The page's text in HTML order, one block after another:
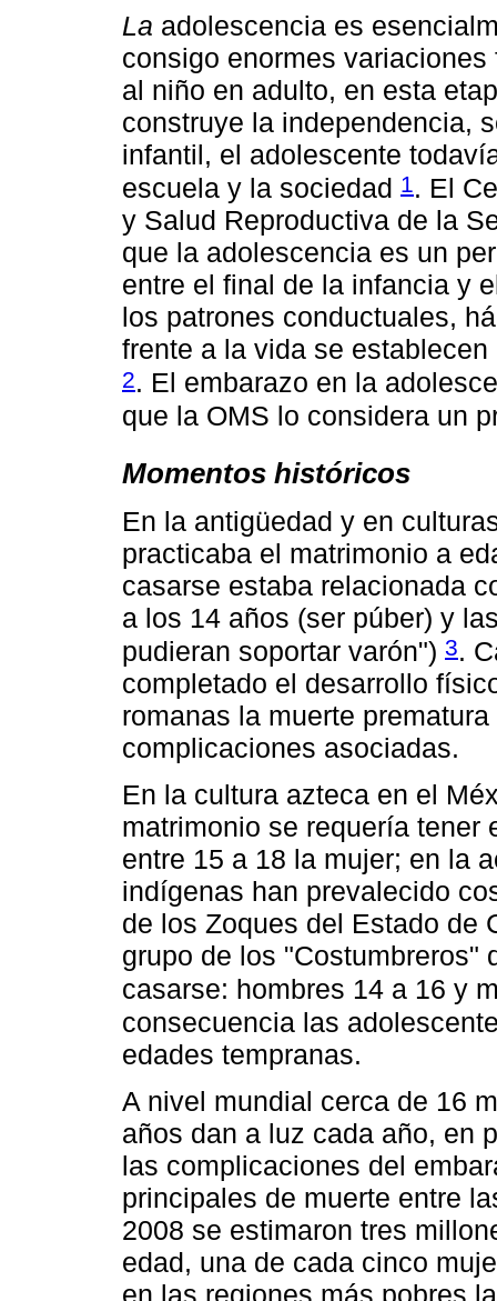
La adolescencia es
consigo enormes
al niño en adulto, en esta
construye la independencia,
infantil, el adolescente
escuela y la sociedad 1. El
y Salud Reproductiva de la
que la adolescencia es un
entre el final de la infancia y
los patrones conductuales,
frente a la vida se
2. El embarazo en la
que la OMS lo considera un
Momentos históricos
En la antigüedad y en
practicaba el matrimonio a
casarse estaba relacionada
a los 14 años (ser púber) y
pudieran soportar varón") 3.
completado el desarrollo
romanas la muerte
complicaciones asociadas.
En la cultura azteca en el
matrimonio se requería tener
entre 15 a 18 la mujer; en la
indígenas han prevalecido
de los Zoques del Estado de
grupo de los "Costumbreros"
casarse: hombres 14 a 16 y
consecuencia las
edades tempranas.
A nivel mundial cerca de 16
años dan a luz cada año, en
las complicaciones del
principales de muerte entre
2008 se estimaron tres
edad, una de cada cinco
en las regiones más pobres